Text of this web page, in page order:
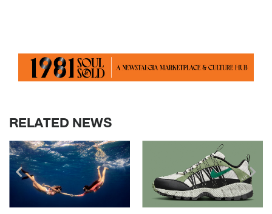
RELATED NEWS